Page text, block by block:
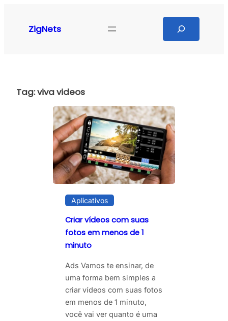
ZigNets
Tag:viva videos
Aplicativos
Criar vídeos com suas
fotos em menos de 1
minuto
Ads Vamos te ensinar, de
uma forma bem simples a
criar vídeos com suas fotos
em menos de 1 minuto,
você vai ver quanto é uma